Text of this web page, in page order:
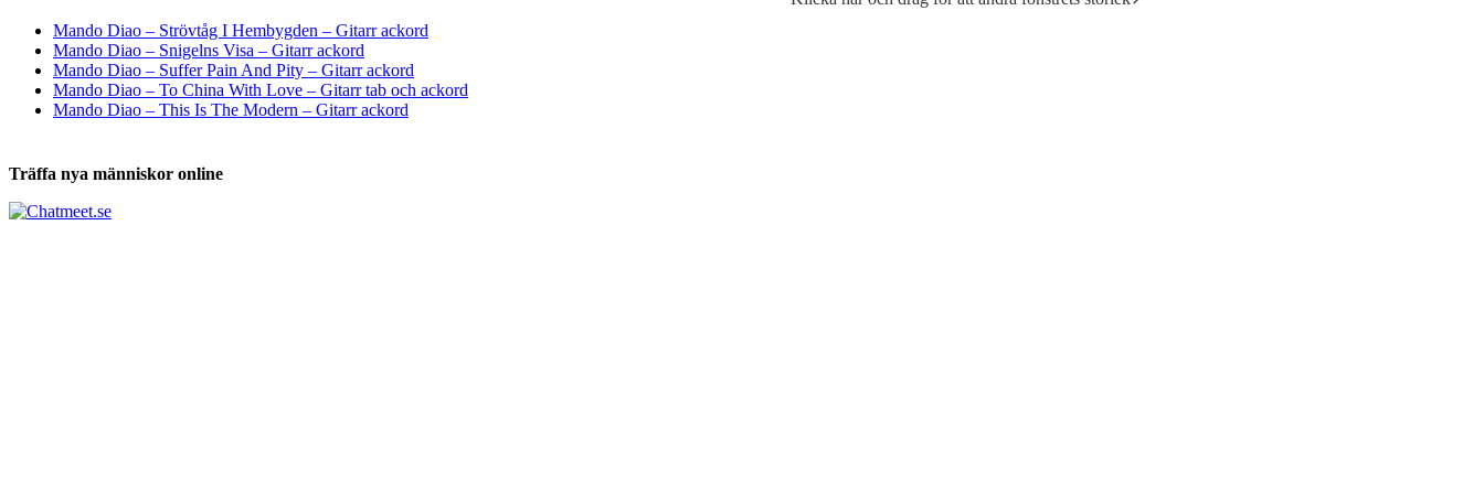
Mando Diao – Strövtåg I Hembygden – Gitarr ackord
Mando Diao – Snigelns Visa – Gitarr ackord
Mando Diao – Suffer Pain And Pity – Gitarr ackord
Mando Diao – To China With Love – Gitarr tab och ackord
Mando Diao – This Is The Modern – Gitarr ackord
Träffa nya människor online